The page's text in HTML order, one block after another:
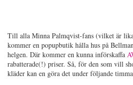
Till alla Minna Palmqvist-fans (vilket är
kommer en popupbutik hålla hus på
helgen. Där kommer en kunna införskaffa
rabatterade(!) priser. Så, för den som vill
kläder kan en göra det under följande